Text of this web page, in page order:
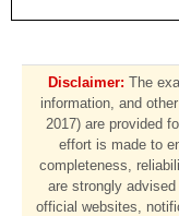
Disclaimer: The
information, and
2017) are provided
effort is made to
completeness,
are strongly
official websites,